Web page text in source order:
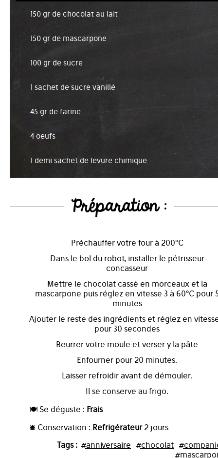
150 gr de chocolat au lait
150 gr de mascarpone
100 gr de sucre
1 sachet de sucre vanillé
45 gr de farine
4 oeufs
1 demi sachet de levure chimique
Préparation :
Préchauffer votre four à 200°C
Dans le bol du robot, installer le pétrisseur
concasseur
Mettre le chocolat cassé en morceaux et la
mascarpone puis réglez en vitesse 3 à 60°C pour
minutes
Ajouter le reste des ingrédients et réglez en
pour 30 secondes
Beurrer votre moule et verser y la pâte
Enfourner pour 20 minutes.
Laisser refroidir avant de démouler.
Il se conserve au frigo.
🍽️ Se déguste : Frais
🛎️ Conservation : Refrigérateur2 jours
Tags : #anniversaire #chocolat